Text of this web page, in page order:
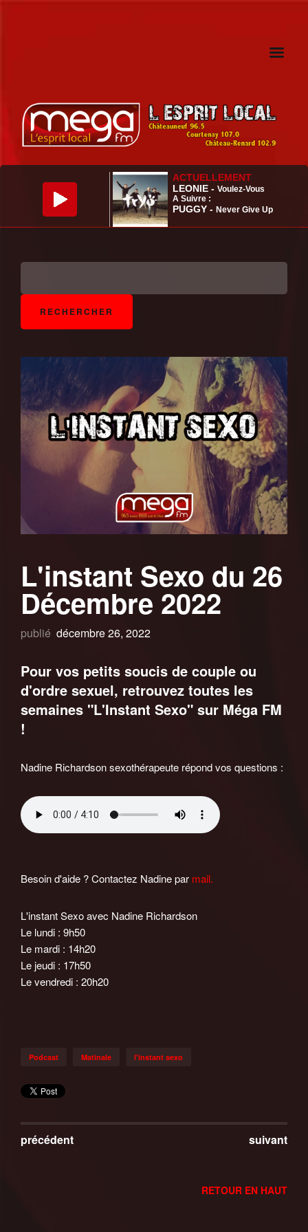
L'instant Sexo du 26
Décembre 2022
publié décembre 26, 2022
Pour vos petits soucis de couple ou
d'ordre sexuel, retrouvez toutes les
semaines "L'Instant Sexo" sur Méga FM
!
Nadine Richardson sexothérapeute répond vos questions :
Besoin d'aide ? Contactez Nadine par mail.
L'instant Sexo avec Nadine Richardson
Le lundi : 9h50
Le mardi : 14h20
Le jeudi : 17h50
Le vendredi : 20h20
Podcast Matinale l'instant sexo
précédent suivant
RETOUR EN HAUT